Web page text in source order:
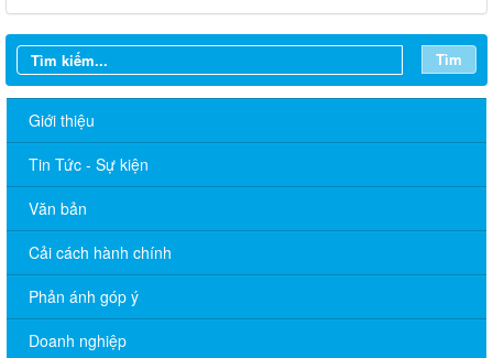
Tìm
Giới thiệu
Tin Tức - Sự kiện
Văn bản
Cải cách hành chính
Phản ánh góp ý
Doanh nghiệp
năm 2026 (TT Đảng ủy, TT.HĐND, Chủ tịch UBND, Tổ Đại biểu